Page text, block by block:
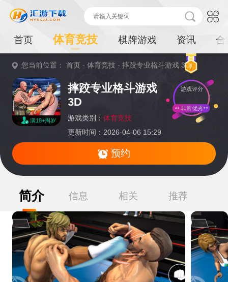
首页 体育竞技 棋牌游戏 资讯 合
您当前位置：首页 -体育竞技 -摔跤专业格斗游戏 3D
满18+周岁
摔跤专业格斗游戏
3D
游戏类别： 体育竞技
更新时间：2026-04-06 15:29
游戏评分
非常优秀
预约
提
藏本页面或持续关注本站后续动态
简介 信息 相关 推荐